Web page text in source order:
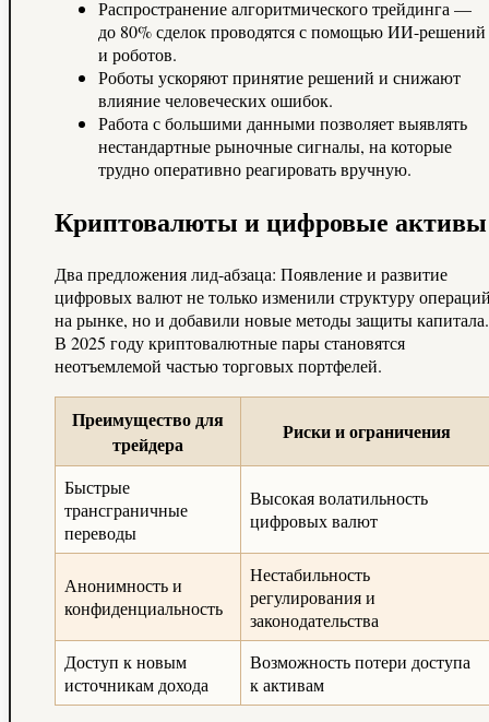
Распространение алгоритмического трейдинга —
до 80% сделок проводятся с помощью ИИ-решений
и роботов.
Роботы ускоряют принятие решений и снижают
влияние человеческих ошибок.
Работа с большими данными позволяет выявлять
нестандартные рыночные сигналы, на которые
трудно оперативно реагировать вручную.
Криптовалюты и цифровые активы
Два предложения лид-абзаца: Появление и развитие
цифровых валют не только изменили структуру
на рынке, но и добавили новые методы защиты капитала.
В 2025 году криптовалютные пары становятся
неотъемлемой частью торговых портфелей.
Преимущество для
трейдера
Риски и ограничения
Быстрые
трансграничные
переводы
Высокая волатильность
цифровых валют
Анонимность и
конфиденциальность
Нестабильность
регулирования и
законодательства
Доступ к новым
источникам дохода
Возможность потери доступа
к активам